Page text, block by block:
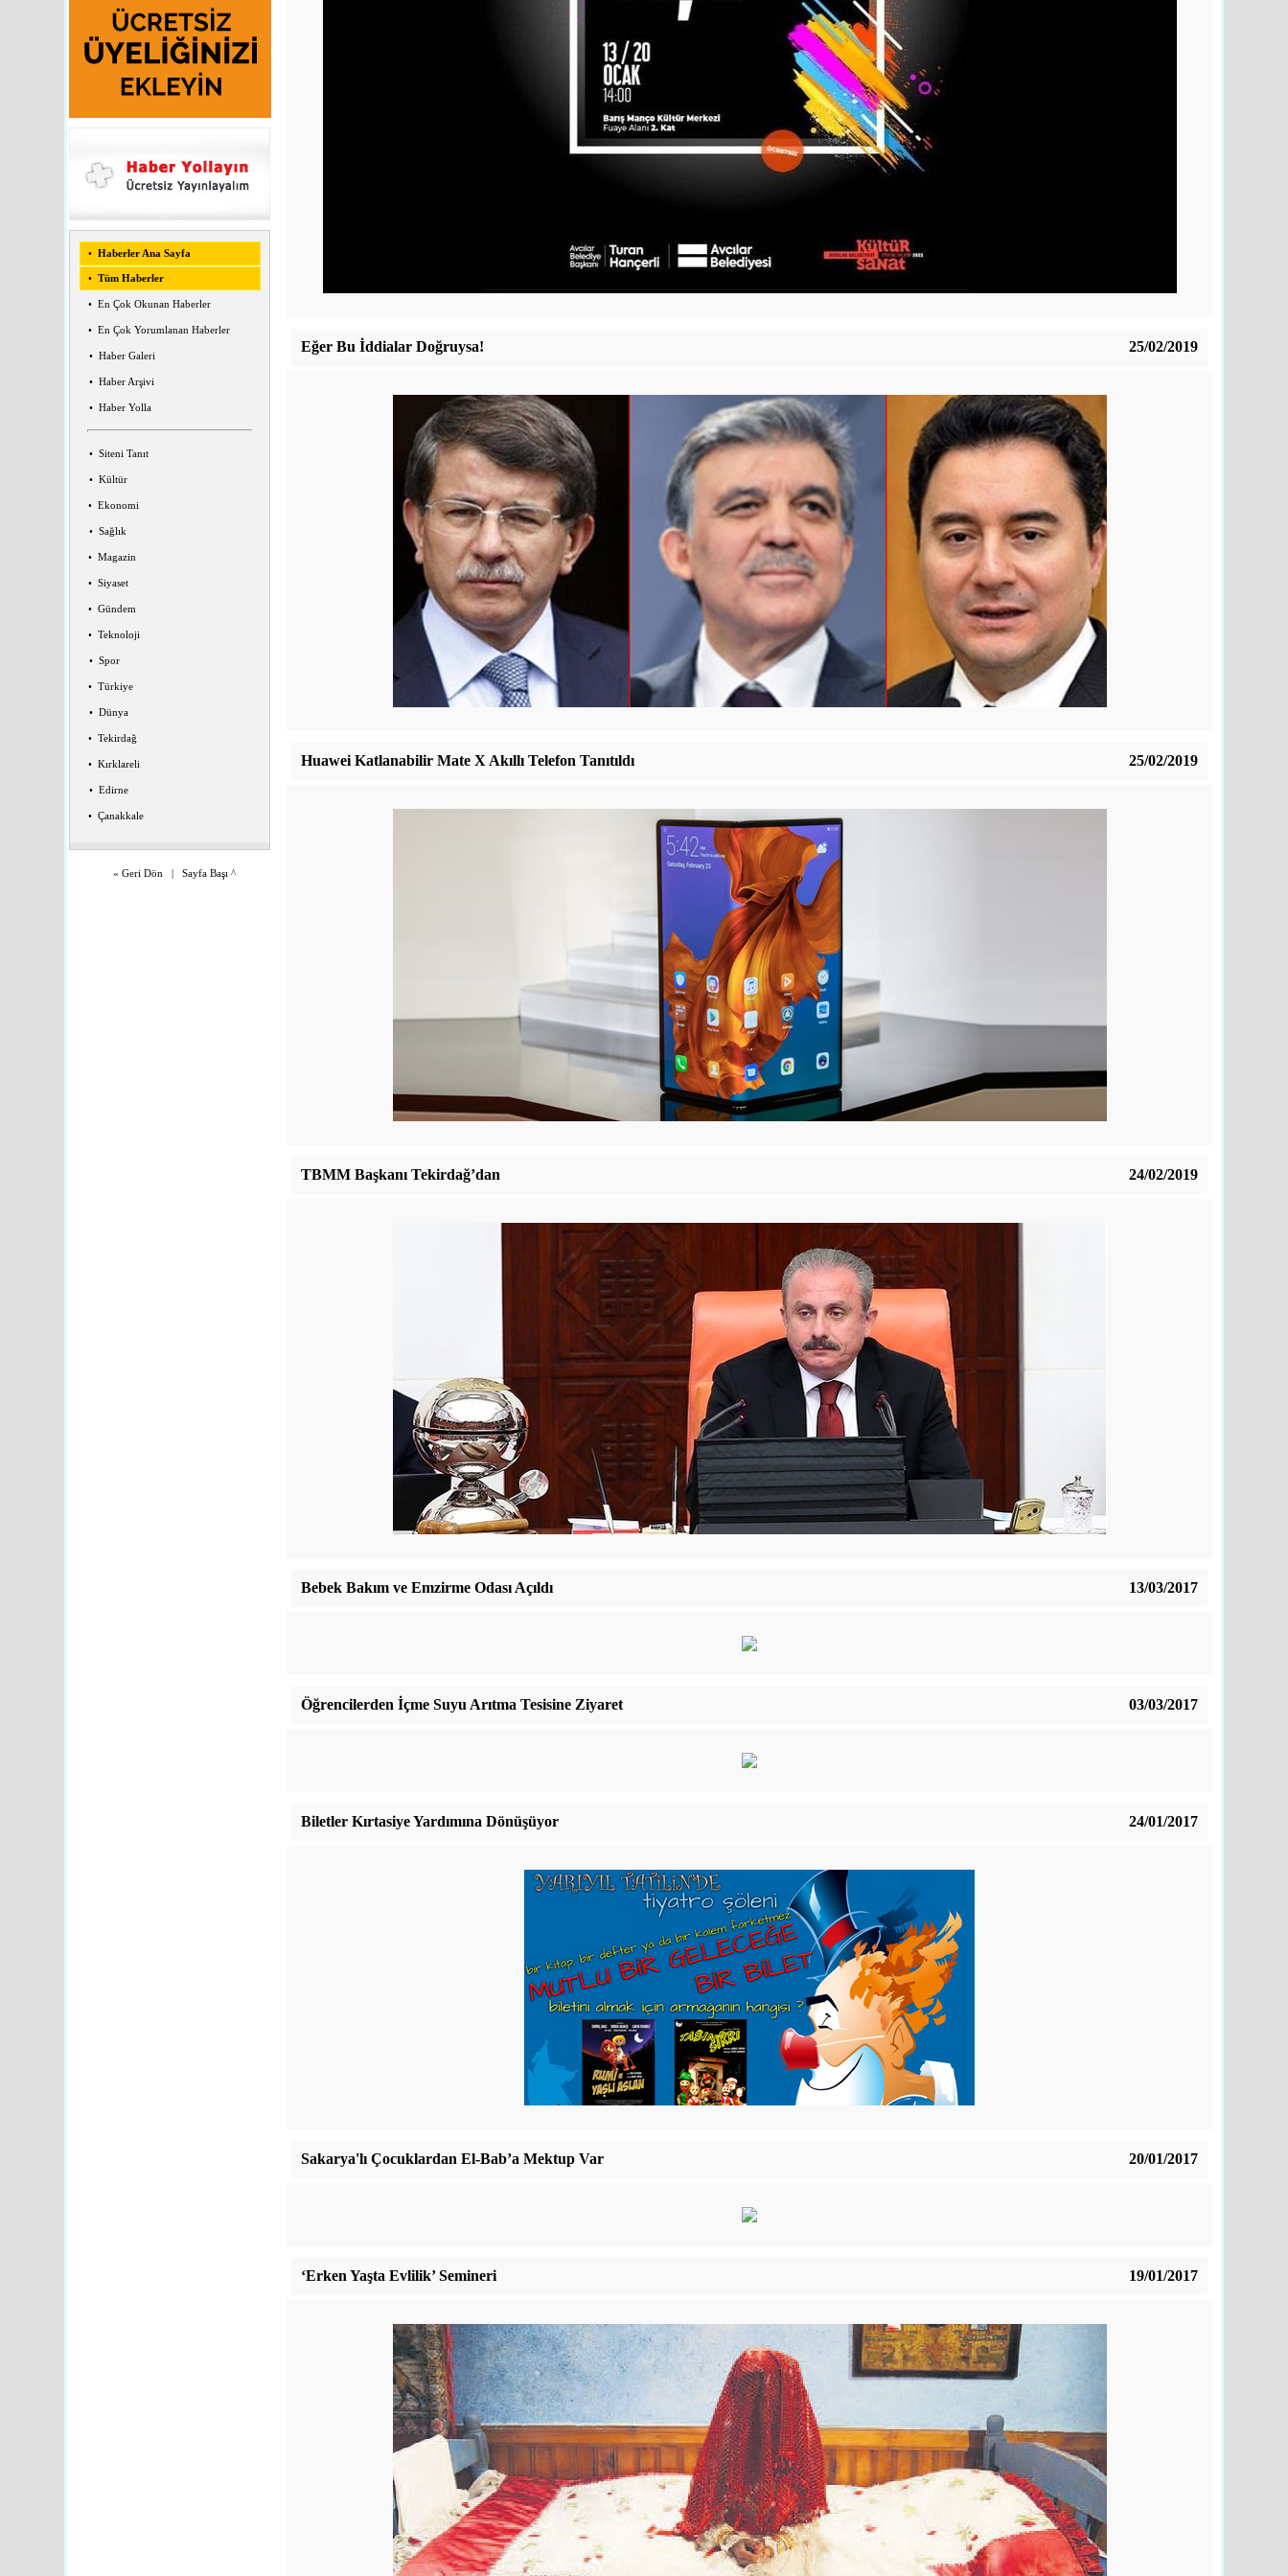
• Haberler Ana Sayfa
• Tüm Haberler
• En Çok Okunan Haberler
• En Çok Yorumlanan Haberler
• Haber Galeri
• Haber Arşivi
• Haber Yolla
• Siteni Tanıt
• Kültür
• Ekonomi
• Sağlık
• Magazin
• Siyaset
• Gündem
• Teknoloji
• Spor
• Türkiye
• Dünya
• Tekirdağ
• Kırklareli
• Edirne
• Çanakkale
« Geri Dön | Sayfa Başı ^
Eğer Bu İddialar Doğruysa! 25/02/2019
Huawei Katlanabilir Mate X Akıllı Telefon Tanıtıldı 25/02/2019
TBMM Başkanı Tekirdağ’dan 24/02/2019
Bebek Bakım ve Emzirme Odası Açıldı 13/03/2017
Öğrencilerden İçme Suyu Arıtma Tesisine Ziyaret 03/03/2017
Biletler Kırtasiye Yardımına Dönüşüyor 24/01/2017
Sakarya'lı Çocuklardan El-Bab’a Mektup Var 20/01/2017
‘Erken Yaşta Evlilik’ Semineri 19/01/2017